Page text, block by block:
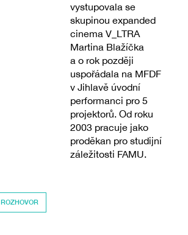
vystupovala se
skupinou expanded
cinema V_LTRA
Martina Blažíčka
a o rok později
uspořádala na MFDF
v Jihlavě úvodní
performanci pro 5
projektorů. Od roku
2003 pracuje jako
proděkan pro studijní
záležitosti FAMU.
ROZHOVOR